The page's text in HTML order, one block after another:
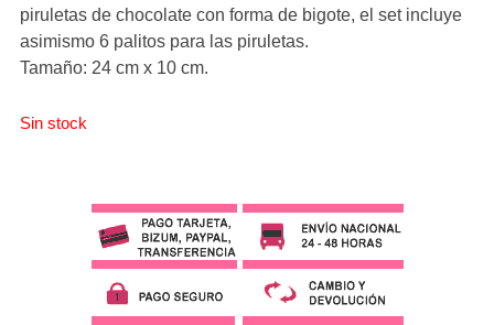
piruletas de chocolate con forma de bigote, el set incluye
asimismo 6 palitos para las piruletas.
Tamaño: 24 cm x 10 cm.
Sin stock